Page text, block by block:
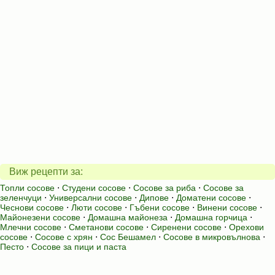
Виж рецепти за:
Топли сосове ⋅ Студени сосове ⋅ Сосове за риба ⋅ Сосове за
зеленчуци ⋅ Универсални сосове ⋅ Дипове ⋅ Доматени сосове ⋅
Чеснови сосове ⋅ Люти сосове ⋅ Гъбени сосове ⋅ Винени сосове ⋅
Майонезени сосове ⋅ Домашна майонеза ⋅ Домашна горчица ⋅
Млечни сосове ⋅ Сметанови сосове ⋅ Сиренени сосове ⋅ Орехови
сосове ⋅ Сосове с хрян ⋅ Сос Бешамел ⋅ Сосове в микровълнова ⋅
Песто ⋅ Сосове за пици и паста